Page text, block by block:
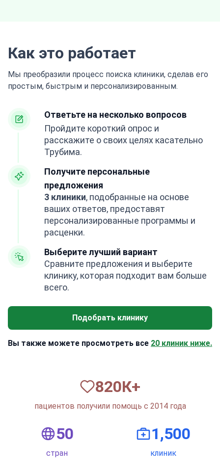
Как это работает
Мы преобразили процесс поиска клиники, сделав его
простым, быстрым и персонализированным.
Ответьте на несколько вопросов
Пройдите короткий опрос и
расскажите о своих целях касательно
Трубима.
Получите персональные
предложения
3 клиники, подобранные на основе
ваших ответов, предоставят
персонализированные программы и
расценки.
Выберите лучший вариант
Сравните предложения и выберите
клинику, которая подходит вам больше
всего.
Подобрать клинику
Вы также можете просмотреть все 20 клиник ниже.
820К+
пациентов получили помощь с 2014 года
50
стран
1,500
клиник